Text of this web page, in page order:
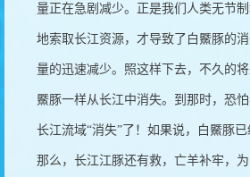
量正在急剧减少。正是我们人类无节
地索取长江资源，才导致了白鱀豚的
量的迅速减少。照这样下去，不久的
鱀豚一样从长江中消失。到那时，恐
长江流域“消失”了！如果说，白鱀豚已
那么，长江江豚还有救，亡羊补牢，为